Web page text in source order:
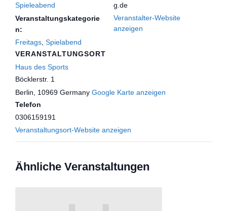
Spieleabend
Veranstaltungskategorie
n:
Freitags Spielabend
VERANSTALTUNGSORT
Haus des Sports
Böcklerstr. 1
Berlin
10969 Germany Google Karte anzeigen
Telefon
0306159191
Veranstaltungsort-Website anzeigen
g.de
Veranstalter-Website
anzeigen
Ähnliche Veranstaltungen